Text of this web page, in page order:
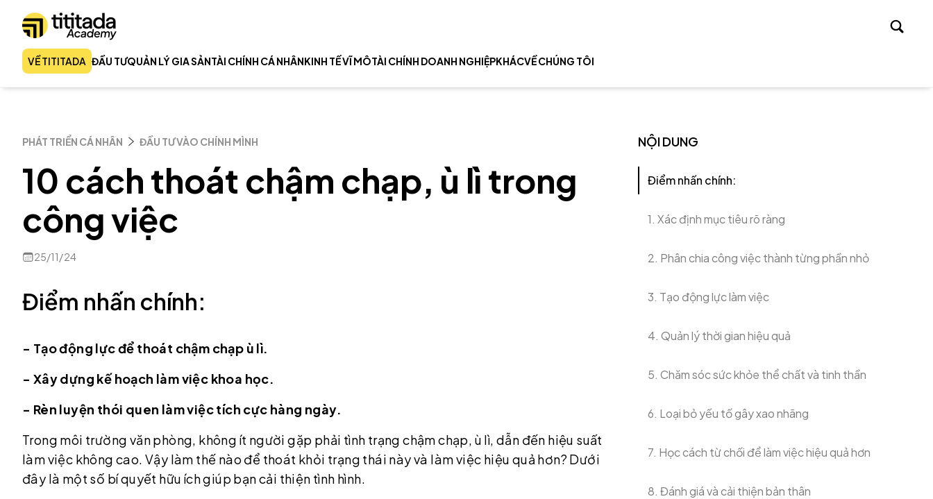
kiếm
VỀ TITITADA ĐẦU TƯQUẢN LÝ GIA SẢNTÀI CHÍNH CÁ NHÂNKINH TẾ VĨ MÔTÀI CHÍNH DOANH NGHIỆPKHÁCVỀ CHÚNG TÔI
PHÁT TRIỂN CÁ NHÂN ĐẦU TƯ VÀO CHÍNH MÌNH
10 cách thoát chậm chạp, ù lì trong
công việc
25/11/24
NỘI DUNG
Điểm nhấn chính:
1. Xác định mục tiêu rõ ràng
2. Phân chia công việc thành từng phần nhỏ
3. Tạo động lực làm việc
4. Quản lý thời gian hiệu quả
5. Chăm sóc sức khỏe thể chất và tinh thần
6. Loại bỏ yếu tố gây xao nhãng
7. Học cách từ chối để làm việc hiệu quả hơn
8. Đánh giá và cải thiện bản thân
Điểm nhấn chính:
- Tạo động lực để thoát chậm chạp ù lì.
- Xây dựng kế hoạch làm việc khoa học.
- Rèn luyện thói quen làm việc tích cực hàng ngày.
Trong môi trường văn phòng, không ít người gặp phải tình trạng chậm chạp, ù lì, dẫn đến hiệu suất
làm việc không cao. Vậy làm thế nào để thoát khỏi trạng thái này và làm việc hiệu quả hơn? Dưới
đây là một số bí quyết hữu ích giúp bạn cải thiện tình hình.